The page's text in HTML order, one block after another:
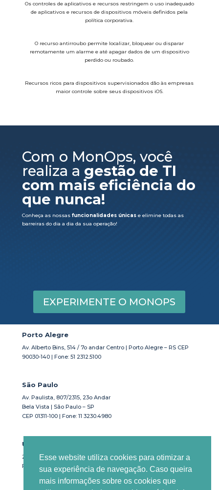
Esse website utiliza cookies para otimizar a
sua experiência de navegação. Caso queira
mais informações sobre os cookies que
Os controles de aplicativos e recursos restringem o uso inadequado
de aplicativos e recursos de dispositivos móveis definidos pela
política corporativa.
O recurso antirroubo permite localizar, bloquear ou disparar
remotamente um alarme e até apagar dados de um dispositivo
perdido ou roubado.
Recursos ricos para dispositivos supervisionados dão às empresas
maior controle sobre seus dispositivos iOS.
Com o MonOps, você
realiza a gestão de TI
com mais eficiência do
que nunca!
Conheça as nossasfuncionalidades únicase elimine todas as
barreiras do dia a dia da sua operação!
EXPERIMENTE O MONOPS
Porto Alegre
Av. Alberto Bins, 514 / 7o andar Centro | Porto Alegre – RS CEP
90030-140 | Fone: 51 2312.5100
São Paulo
Av. Paulista, 807/2315, 23o Andar
Bela Vista | São Paulo – SP
CEP 01311-100 | Fone: 11 3230.4980
USA
201 South Biscayne Blvd Suite 1200. Miami, FL 33131
Fone: +1-786-471-8227